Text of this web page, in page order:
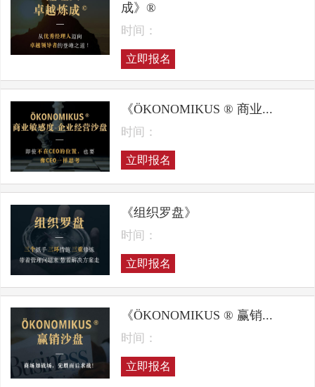
成》®
时间：
立即报名
《ÖKONOMIKUS ® 商业...
时间：
立即报名
《组织罗盘》
时间：
立即报名
《ÖKONOMIKUS ® 赢销...
时间：
立即报名